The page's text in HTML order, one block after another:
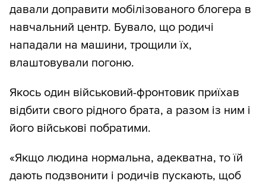
давали доправити мобілізованого блогера в
навчальний центр. Бувало, що родичі
нападали на машини, трощили їх,
влаштовували погоню.
Якось один військовий-фронтовик приїхав
відбити свого рідного брата, а разом із ним і
його військові побратими.
«Якщо людина нормальна, адекватна, то їй
дають подзвонити і родичів пускають, щоб